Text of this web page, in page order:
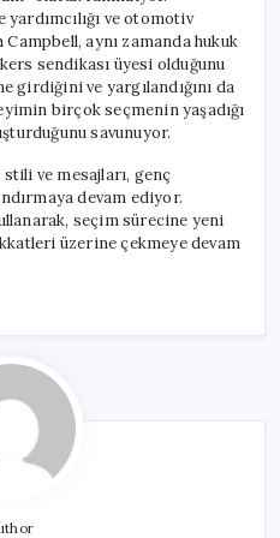
ve otomotiv
aynı zamanda hukuk
sendikası üyesi olduğunu
girdiğini ve yargılandığını da
birçok seçmenin yaşadığı
savunuyor.
stili ve mesajları, genç
devam ediyor.
seçim sürecine yeni
üzerine çekmeye devam